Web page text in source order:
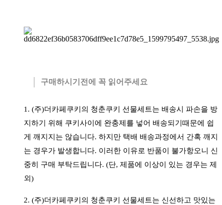
구매하시기전에 꼭 읽어주세요
1. (주)더카페쿠키의 청춘쿠키 선물세트는 배송시 파손을 방
지하기 위해 쿠키사이에 완충제를 넣어 배송되기때문에 쉽
게 깨지지는 않습니다. 하지만 택배 배송과정에서 간혹 깨지
는 경우가 발생합니다. 이러한 이유로 반품이 불가항오니 신
중히 구매 부탁드립니다. (단, 제품에 이상이 있는 경우는 제
외)
2. (주)더카페쿠키의 청춘쿠키 선물세트는 신선하고 맛있는